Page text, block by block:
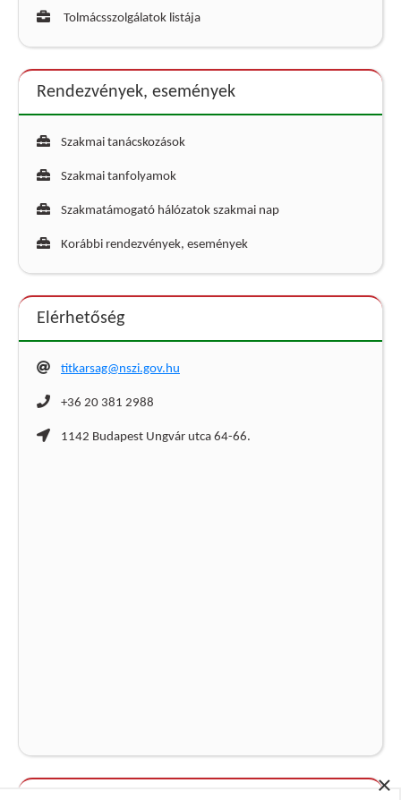
×
Tolmácsszolgálatok listája
Rendezvények, események
Szakmai tanácskozások
Szakmai tanfolyamok
Szakmatámogató hálózatok szakmai nap
Korábbi rendezvények, események
Elérhetőség
titkarsag@nszi.gov.hu
+36 20 381 2988
1142 Budapest Ungvár utca 64-66.